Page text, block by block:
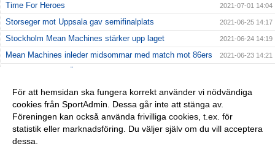
Time For Heroes 2021-07-01 14:04
Storseger mot Uppsala gav semifinalplats 2021-06-25 14:17
Stockholm Mean Machines stärker upp laget 2021-06-24 14:19
Mean Machines inleder midsommar med match mot 86ers 2021-06-23 14:21
Första matchen av två på Behrn Arena 2021-06-17 14:25
Jämn premiärseger mot Crusaders 2021-06-13 14:27
En efterlängtad premiär 2021-06-09 14:32
För att hemsidan ska fungera korrekt använder vi nödvändiga
cookies från SportAdmin. Dessa går inte att stänga av.
Föreningen kan också använda frivilliga cookies, t.ex. för
statistik eller marknadsföring. Du väljer själv om du vill acceptera
dessa.